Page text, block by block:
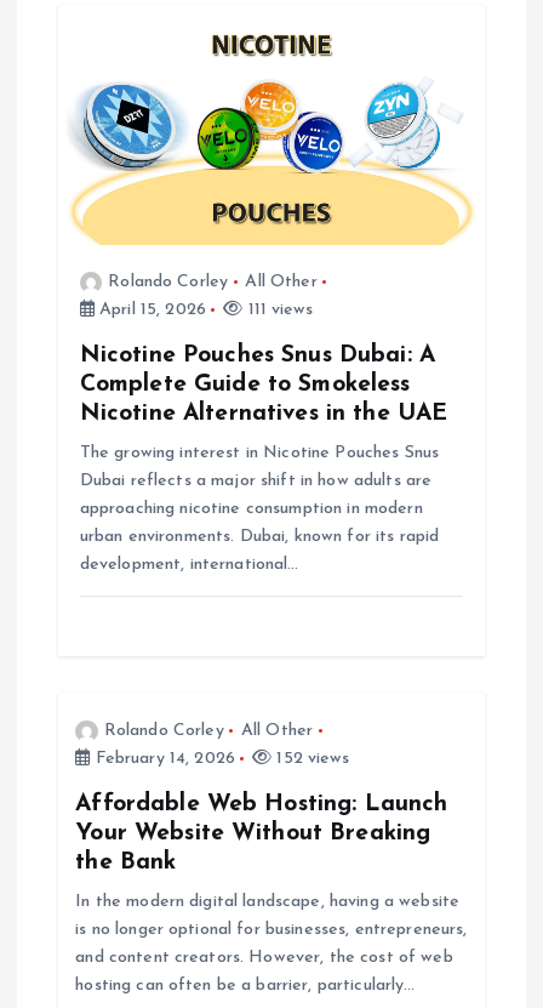
Rolando Corley
All Other
April 15, 2026
111 views
Nicotine Pouches Snus Dubai: A
Complete Guide to Smokeless
Nicotine Alternatives in the UAE
The growing interest in Nicotine Pouches Snus
Dubai reflects a major shift in how adults are
approaching nicotine consumption in modern
urban environments. Dubai, known for its rapid
development, international…
Rolando Corley
All Other
February 14, 2026
152 views
Affordable Web Hosting: Launch
Your Website Without Breaking
the Bank
In the modern digital landscape, having a website
is no longer optional for businesses, entrepreneurs,
and content creators. However, the cost of web
hosting can often be a barrier, particularly…